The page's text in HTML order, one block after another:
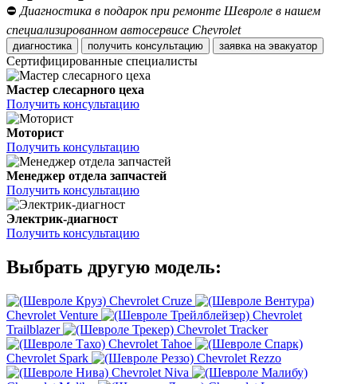
⛔ Диагностика в подарок при ремонте Шевроле в нашем
специализированном автосервисе Chevrolet
диагностика получить консультацию заявка на эвакуатор
Сертифицированные специалисты
Мастер слесарного цеха
Получить консультацию
Моторист
Получить консультацию
Менеджер отдела запчастей
Получить консультацию
Электрик-диагност
Получить консультацию
Выбрать другую модель:
Chevrolet Cruze
Chevrolet Venture
Chevrolet
Trailblazer
Chevrolet Tracker
Chevrolet Tahoe
Chevrolet Spark
Chevrolet Rezzo
Chevrolet Niva